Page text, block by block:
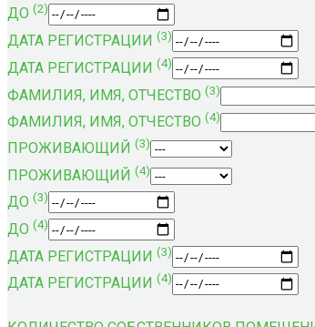
ДО (2)
ДАТА РЕГИСТРАЦИИ (3)
ДАТА РЕГИСТРАЦИИ (4)
ФАМИЛИЯ, ИМЯ, ОТЧЕСТВО (3)
ФАМИЛИЯ, ИМЯ, ОТЧЕСТВО (4)
ПРОЖИВАЮЩИЙ (3)
ПРОЖИВАЮЩИЙ (4)
ДО (3)
ДО (4)
ДАТА РЕГИСТРАЦИИ (3)
ДАТА РЕГИСТРАЦИИ (4)